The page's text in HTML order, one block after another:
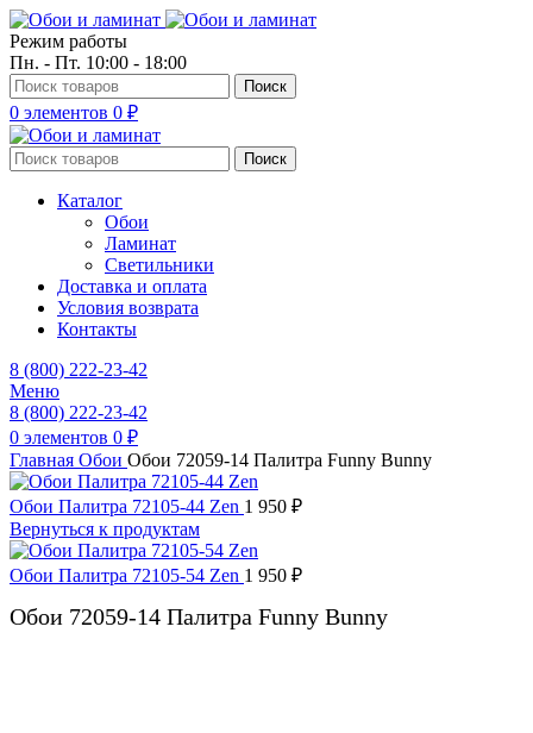
Режим работы
Пн. - Пт. 10:00 - 18:00
Поиск
0 элементов 0 ₽
Поиск
Каталог
Обои
Ламинат
Светильники
Доставка и оплата
Условия возврата
Контакты
8 (800) 222-23-42
Меню
8 (800) 222-23-42
0 элементов 0 ₽
Главная Обои Обои 72059-14 Палитра Funny Bunny
Обои Палитра 72105-44 Zen 1 950 ₽
Вернуться к продуктам
Обои Палитра 72105-54 Zen 1 950 ₽
Обои 72059-14 Палитра Funny Bunny